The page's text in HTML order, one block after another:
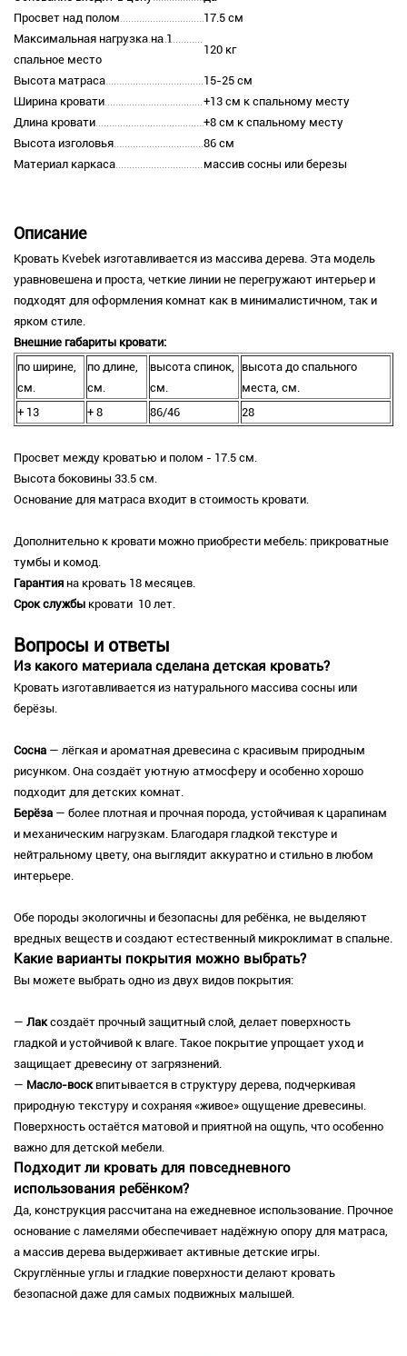
Просвет над полом
17.5 см
Максимальная нагрузка на 1
спальное место
120 кг
Высота матраса
15-25 см
Ширина кровати
+13 см к спальному месту
Длина кровати
+8 см к спальному месту
Высота изголовья
86 см
Материал каркаса
массив сосны или березы
Описание
Кровать Kvebek изготавливается из массива дерева. Эта модель
уравновешена и проста, четкие линии не перегружают интерьер и
подходят для оформления комнат как в минималистичном, так и
ярком стиле.
Внешние габариты кровати:
по ширине,
см.
по длине,
см.
высота спинок,
см.
высота до спального
места, см.
+ 13
+ 8 86/46 28
Просвет между кроватью и полом - 17.5 см.
Высота боковины 33.5 см.
Основание для матраса входит в стоимость кровати.
Дополнительно к кровати можно приобрести мебель: прикроватные
тумбы и комод.
Гарантия на кровать 18 месяцев.
Срок службы кровати 10 лет.
Вопросы и ответы
Из какого материала сделана детская кровать?
Кровать изготавливается из натурального массива сосны или
берёзы.
Сосна — лёгкая и ароматная древесина с красивым природным
рисунком. Она создаёт уютную атмосферу и особенно хорошо
подходит для детских комнат.
Берёза — более плотная и прочная порода, устойчивая к царапинам
и механическим нагрузкам. Благодаря гладкой текстуре и
нейтральному цвету, она выглядит аккуратно и стильно в любом
интерьере.
Обе породы экологичны и безопасны для ребёнка, не выделяют
вредных веществ и создают естественный микроклимат в спальне.
Какие варианты покрытия можно выбрать?
Вы можете выбрать одно из двух видов покрытия:
— Лаксоздаёт прочный защитный слой, делает поверхность
гладкой и устойчивой к влаге. Такое покрытие упрощает уход и
защищает древесину от загрязнений.
— Масло-восквпитывается в структуру дерева, подчеркивая
природную текстуру и сохраняя «живое» ощущение древесины.
Поверхность остаётся матовой и приятной на ощупь, что особенно
важно для детской мебели.
Подходит ли кровать для повседневного
использования ребёнком?
Да, конструкция рассчитана на ежедневное использование. Прочное
основание с ламелями обеспечивает надёжную опору для матраса,
а массив дерева выдерживает активные детские игры.
Скруглённые углы и гладкие поверхности делают кровать
безопасной даже для самых подвижных малышей.